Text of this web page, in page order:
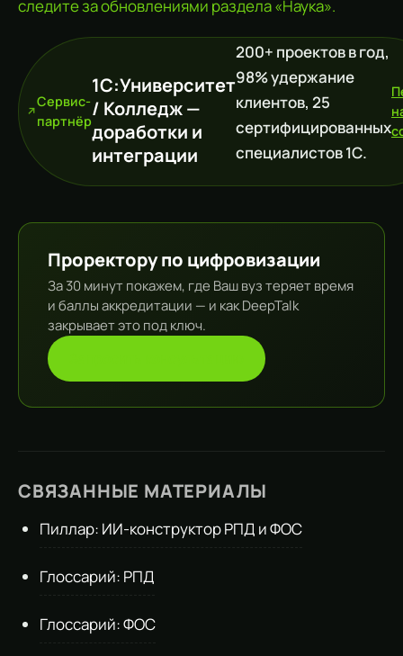
следите за обновлениями раздела «Наука».
Сервис-
партнёр
1С:Университет
/ Колледж —
доработки и
интеграции
200+ проектов в год,
98% удержание
клиентов, 25
сертифицированных
специалистов 1С.
Проректору по цифровизации
За 30 минут покажем, где Ваш вуз теряет время
и баллы аккредитации — и как DeepTalk
закрывает это под ключ.
СВЯЗАННЫЕ МАТЕРИАЛЫ
Пиллар: ИИ-конструктор РПД и ФОС
Глоссарий: РПД
Глоссарий: ФОС